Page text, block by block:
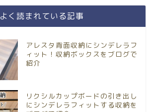
よく読まれている記事
アレスタ背面収納にシンデレラフ
ィット！収納ボックスをブログで
紹介
リクシルカップボードの引き出し
にシンデレラフィットする収納を